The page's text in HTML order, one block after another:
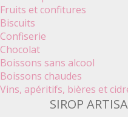
Fruits et confitures
Biscuits
Confiserie
Chocolat
Boissons sans alcool
Boissons chaudes
Vins, apéritifs, bières et
SIROP